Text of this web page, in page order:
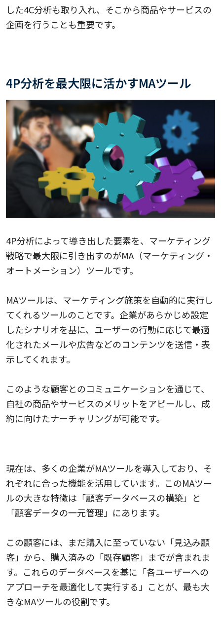
した4C分析も取り入れ、そこから商品やサービスの
企画を行うことも重要です。
4P分析を最大限に活かすMAツール
4P分析によって導き出した要素を、マーケティング
戦略で最大限に引き出すのがMA（マーケティング・
オートメーション）ツールです。
MAツールは、マーケティング施策を自動的に実行し
てくれるツールのことです。企業があらかじめ設定
したシナリオを基に、ユーザーの行動に応じて最適
化されたメールや広告などのコンテンツを送信・表
示してくれます。
このような顧客とのコミュニケーションを通じて、
自社の商品やサービスのメリットをアピールし、成
約に向けたナーチャリングが可能です。
現在は、多くの企業がMAツールを導入しており、そ
れぞれに合った機能を活用しています。このMAツー
ルの大きな特徴は「顧客データベースの構築」と
「顧客データの一元管理」にあります。
この顧客には、まだ購入に至っていない「見込み顧
客」から、購入済みの「既存顧客」までが含まれま
す。これらのデータベースを基に「各ユーザーへの
アプローチを最適化して実行する」ことが、最も大
きなMAツールの役割です。